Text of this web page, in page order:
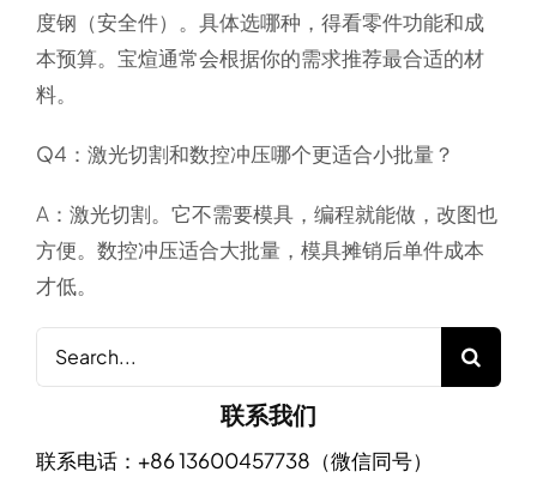
度钢（安全件）。具体选哪种，得看零件功能和成
本预算。宝煊通常会根据你的需求推荐最合适的材
料。
Q4：激光切割和数控冲压哪个更适合小批量？
A：激光切割。它不需要模具，编程就能做，改图也
方便。数控冲压适合大批量，模具摊销后单件成本
才低。
Search
for:
联系我们
联系电话：+86 13600457738（微信同号）